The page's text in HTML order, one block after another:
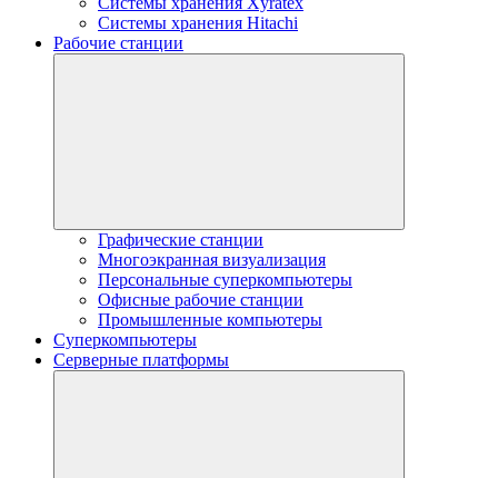
Системы хранения Hitachi
Рабочие станции
Графические станции
Многоэкранная визуализация
Персональные суперкомпьютеры
Офисные рабочие станции
Промышленные компьютеры
Суперкомпьютеры
Серверные платформы